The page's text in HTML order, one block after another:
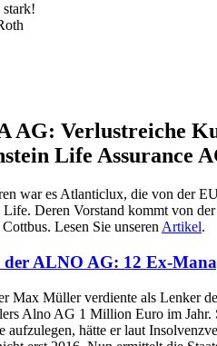
AG: Verlustreiche
Life Assurance
war es Atlanticlux, die von der
Life. Deren Vorstand kommt von
Lesen Sie unseren Artikel.
der ALNO AG: 12 Ex-
Max Müller verdiente als Lenker
Alno AG 1 Million Euro im
aufzulegen, hätte er laut